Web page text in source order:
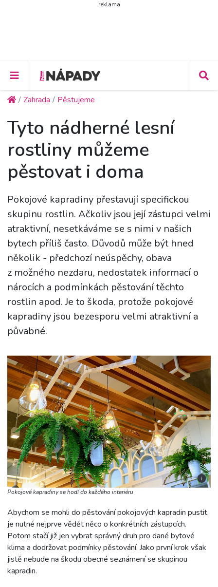
reklama
Zahrada Pěstujeme
Tyto nádherné lesní
rostliny můžeme
pěstovat i doma
Pokojové kapradiny přestavují specifickou
skupinu rostlin. Ačkoliv jsou její zástupci velmi
atraktivní, nesetkáváme se s nimi v našich
bytech příliš často. Důvodů může být hned
několik - předchozí neúspěchy, obava
z možného nezdaru, nedostatek informací o
nárocích a podmínkách pěstování těchto
rostlin apod. Je to škoda, protože pokojové
kapradiny jsou bezesporu velmi atraktivní a
půvabné.
i
Pokojové kapradiny se hodí do každého interiéru
Abychom se mohli do pěstování pokojových kapradin pustit,
je nutné nejprve vědět něco o konkrétních zástupcích.
Potom stačí již jen vybrat správný druh pro dané bytové
klima a dodržovat podmínky pěstování. Jako první krok však
jistě nebude na škodu obecné seznámení se skupinou
kapradin.